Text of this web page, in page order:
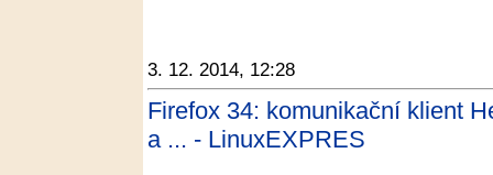
3. 12. 2014, 12:28
Firefox 34: komunikační klient
a ... - LinuxEXPRES